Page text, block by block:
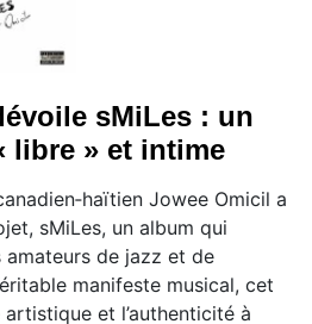
sMiLes : un
libre » et intime
Jowee Omicil a
sMiLes, un album qui
de jazz et de
manifeste musical, cet
et l’authenticité à